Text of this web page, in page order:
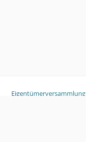
Eigentümerversammlung